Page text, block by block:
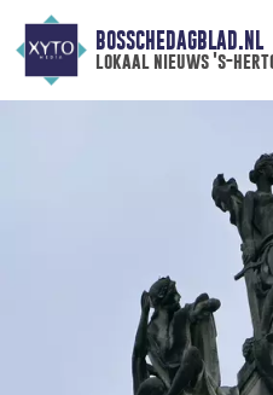
BOSSCHEDAGBLAD.NL
lokaal nieuws 's-